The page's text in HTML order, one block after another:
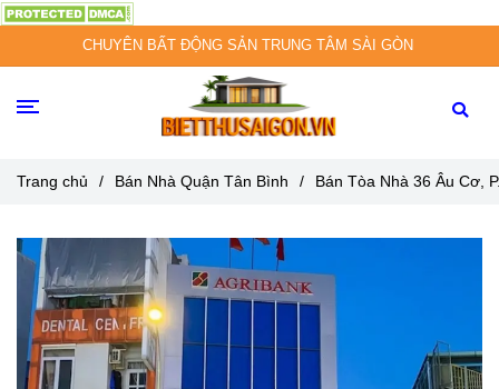
CHUYÊN BẤT ĐỘNG SẢN TRUNG TÂM SÀI GÒN
Trang chủ / Bán Nhà Quận Tân Bình / Bán Tòa Nhà 36 Âu Cơ,